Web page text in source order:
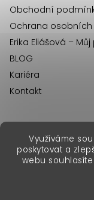
Využíváme
poskytovat a
webu
Obchodní
Ochrana osobních
Erika Eliášová –
BLOG
Kariéra
Kontakt
Vytvořil
Copyright 2026